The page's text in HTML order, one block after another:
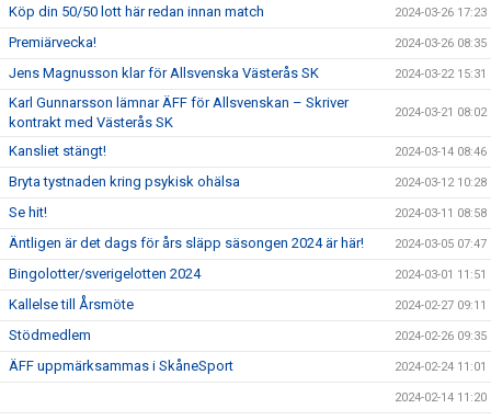
Köp din 50/50 lott här redan innan match 2024-03-26 17:23
Premiärvecka! 2024-03-26 08:35
Jens Magnusson klar för Allsvenska Västerås SK 2024-03-22 15:31
Karl Gunnarsson lämnar ÄFF för Allsvenskan – Skriver
kontrakt med Västerås SK
2024-03-21 08:02
Kansliet stängt! 2024-03-14 08:46
Bryta tystnaden kring psykisk ohälsa 2024-03-12 10:28
Se hit! 2024-03-11 08:58
Äntligen är det dags för års släpp säsongen 2024 är här! 2024-03-05 07:47
Bingolotter/sverigelotten 2024 2024-03-01 11:51
Kallelse till Årsmöte 2024-02-27 09:11
Stödmedlem 2024-02-26 09:35
ÄFF uppmärksammas i SkåneSport 2024-02-24 11:01
2024-02-14 11:20